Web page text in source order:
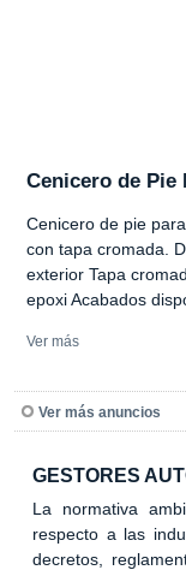
Cenicero de Pie
Cenicero de pie
con tapa cromada.
exterior Tapa
epoxi Acabados
Ver más
Ver más anuncios
GESTORES
La normativa
respecto a las
decretos,